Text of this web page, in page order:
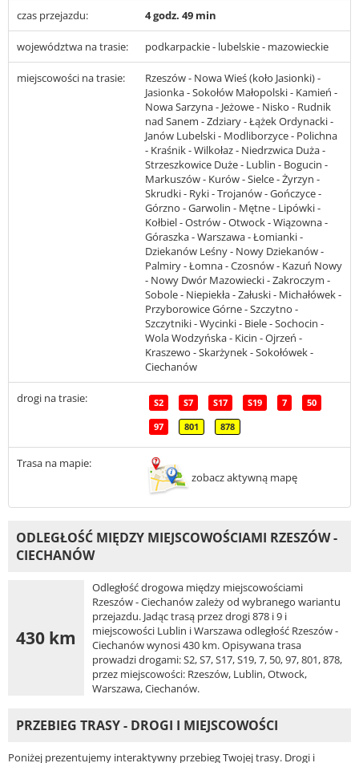
czas przejazdu: 4 godz. 49 min
województwa na trasie: podkarpackie - lubelskie - mazowieckie
miejscowości na trasie:
Rzeszów - Nowa Wieś (koło Jasionki) -
Jasionka - Sokołów Małopolski - Kamień -
Nowa Sarzyna - Jeżowe - Nisko - Rudnik
nad Sanem - Zdziary - Łążek Ordynacki -
Janów Lubelski - Modliborzyce - Polichna
- Kraśnik - Wilkołaz - Niedrzwica Duża -
Strzeszkowice Duże - Lublin - Bogucin -
Markuszów - Kurów - Sielce - Żyrzyn -
Skrudki - Ryki - Trojanów - Gończyce -
Górzno - Garwolin - Mętne - Lipówki -
Kołbiel - Ostrów - Otwock - Wiązowna -
Góraszka - Warszawa - Łomianki -
Dziekanów Leśny - Nowy Dziekanów -
Palmiry - Łomna - Czosnów - Kazuń Nowy
- Nowy Dwór Mazowiecki - Zakroczym -
Sobole - Niepiekła - Załuski - Michałówek -
Przyborowice Górne - Szczytno -
Szczytniki - Wycinki - Biele - Sochocin -
Wola Wodzyńska - Kicin - Ojrzeń -
Kraszewo - Skarżynek - Sokołówek -
Ciechanów
drogi na trasie: S2 S7 S17 S19 7 50
97 801 878
Trasa na mapie:
zobacz aktywną mapę
ODLEGŁOŚĆ MIĘDZY MIEJSCOWOŚCIAMI RZESZÓW -
CIECHANÓW
430 km
Odległość drogowa między miejscowościami
Rzeszów - Ciechanów zależy od wybranego wariantu
przejazdu. Jadąc trasą przez drogi 878 i 9 i
miejscowości Lublin i Warszawa odległość Rzeszów -
Ciechanów wynosi 430 km. Opisywana trasa
prowadzi drogami: S2, S7, S17, S19, 7, 50, 97, 801, 878,
przez miejscowości: Rzeszów, Lublin, Otwock,
Warszawa, Ciechanów.
PRZEBIEG TRASY - DROGI I MIEJSCOWOŚCI
Poniżej prezentujemy interaktywny przebieg Twojej trasy. Drogi i